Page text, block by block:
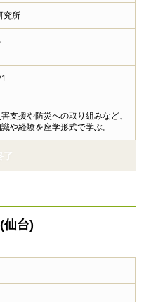
究所
支援や防災への取り組みなど、
や経験を座学形式で学ぶ。
了
仙台)